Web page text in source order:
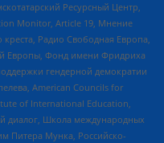
Ресурсный Центр,
Monitor, Article 19, Мнение
Радио Свободная Европа,
Европы, Фонд имени Фридриха
гендерной демократии
American Councils for
of International Education,
диалог, Школа международных
Питера Мунка, Российско-